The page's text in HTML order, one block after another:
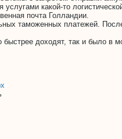
какой-то
почта Голландии.
таможенных платежей.
быстрее доходят, так и было в